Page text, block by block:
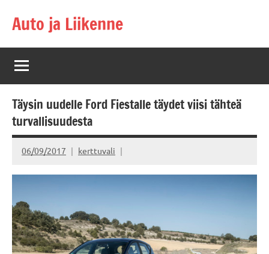
Auto ja Liikenne
Täysin uudelle Ford Fiestalle täydet viisi tähteä
turvallisuudesta
06/09/2017 kerttuvali